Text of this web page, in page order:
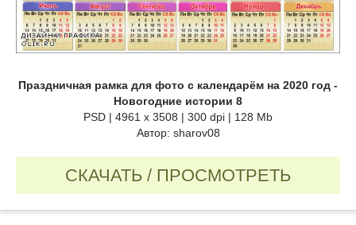
Праздничная рамка для фото с календарём на 2020 год -
Новогодние истории 8
PSD | 4961 х 3508 | 300 dpi | 128 Mb
Автор: sharov08
СКАЧАТЬ / ПРОСМОТРЕТЬ